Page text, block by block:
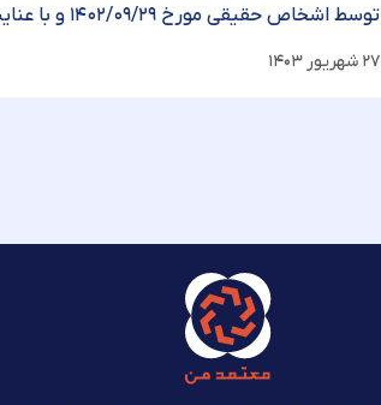
توسط اشخاص حقیقی مورخ ۱۴۰۲/۰۹/۲۹ و با عنایت به نصاب مقرر در ماده ۱۴ ...
۲۷ شهریور ۱۴۰۳